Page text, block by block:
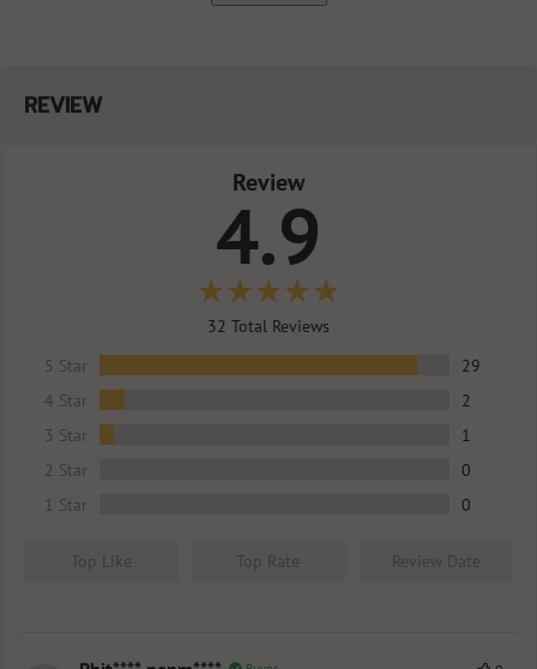
REVIEW
Review
4.9
32 Total Reviews
5 Star
29
4 Star
2
3 Star
1
2 Star
0
1 Star
0
Top Like Top Rate Review Date